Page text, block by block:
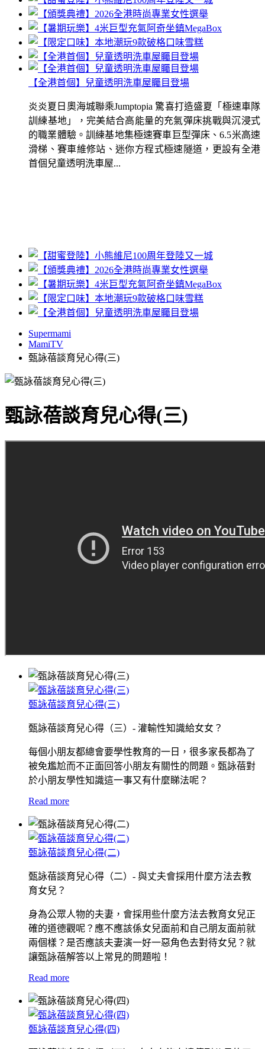
【全港首個】兒童透明洗車屋矚目登場
炎炎夏日奧海城聯乘Jumptopia 驚喜打造盛夏「極速車隊
訓練基地」，完美結合高能量的充氣彈床挑戰與沉浸式
的職業體驗。訓練基地集極速賽車巨型彈床、6.5米高速
滑梯、賽車維修站、迷你方程式極速隧道，更設有全港
首個兒童透明洗車屋...
Supermami
MamiTV
甄詠蓓談育兒心得(三)
甄詠蓓談育兒心得(三)
甄詠蓓談育兒心得(三)
甄詠蓓談育兒心得（三）- 灌輸性知識給女女？
每個小朋友都總會要學性教育的一日，很多家長都為了
被免尷尬而不正面回答小朋友有關性的問題。甄詠蓓對
於小朋友學性知識這一事又有什麼睇法呢？
Read more
甄詠蓓談育兒心得(二)
甄詠蓓談育兒心得（二）- 與丈夫會採用什麼方法去教
育女兒？
身為公眾人物的夫妻，會採用些什麼方法去教育女兒正
確的道德觀呢？應不應該係女兒面前和自己朋友面前就
兩個樣？是否應該夫妻演一好一惡角色去對待女兒？就
讓甄詠蓓解答以上常見的問題啦！
Read more
甄詠蓓談育兒心得(四)